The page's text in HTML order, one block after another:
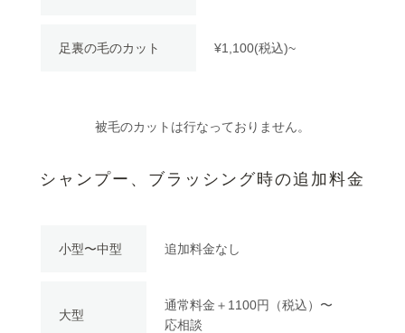
足裏の毛のカット ¥1,100(税込)~
被毛のカットは行なっておりません。
シャンプー、ブラッシング時の追加料金
小型〜中型 追加料金なし
大型
通常料金＋1100円（税込）〜
応相談